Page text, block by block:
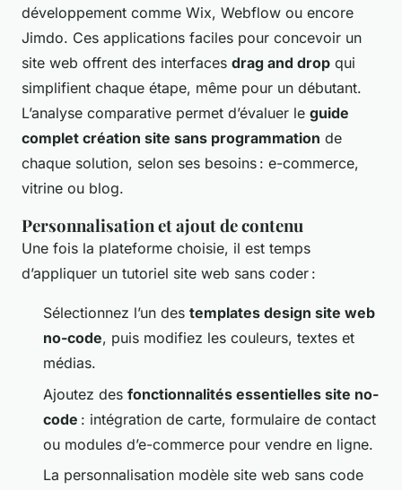
développement comme Wix, Webflow ou encore
Jimdo. Ces applications faciles pour concevoir un
site web offrent des interfaces drag and drop qui
simplifient chaque étape, même pour un débutant.
L’analyse comparative permet d’évaluer le guide
complet création site sans programmation de
chaque solution, selon ses besoins : e-commerce,
vitrine ou blog.
Personnalisation et ajout de contenu
Une fois la plateforme choisie, il est temps
d’appliquer un tutoriel site web sans coder :
Sélectionnez l’un des templates design site web
no-code, puis modifiez les couleurs, textes et
médias.
Ajoutez des fonctionnalités essentielles site no-
code : intégration de carte, formulaire de contact
ou modules d’e-commerce pour vendre en ligne.
La personnalisation modèle site web sans code